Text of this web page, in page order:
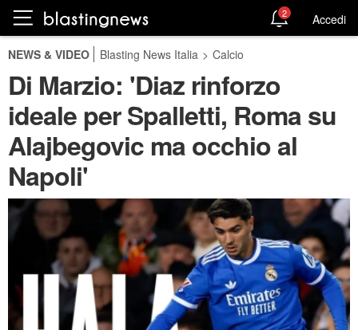
2 Accedi
NEWS & VIDEO Blasting News Italia > Calcio
Di Marzio: 'Diaz rinforzo
ideale per Spalletti, Roma su
Alajbegovic ma occhio al
Napoli'